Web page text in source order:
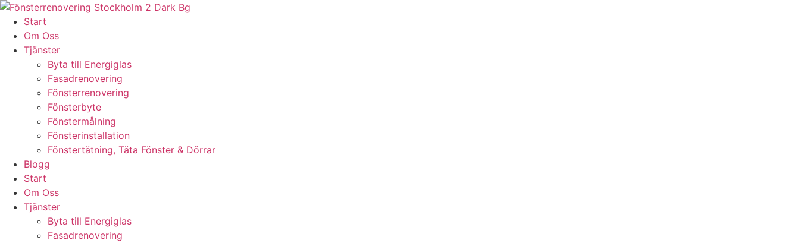
Skip
content
Start
Om Oss
Tjänster
Byta till Energiglas
Fasadrenovering
Fönsterrenovering
Fönsterbyte
Fönstermålning
Fönsterinstallation
Fönstertätning, Täta Fönster & Dörrar
Blogg
Start
Om Oss
Tjänster
Byta till Energiglas
Fasadrenovering